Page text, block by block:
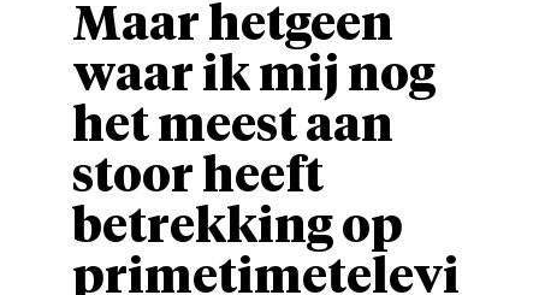
Maar hetgeen
waar ik mij nog
het meest aan
stoor heeft
betrekking op
primetimetelevi